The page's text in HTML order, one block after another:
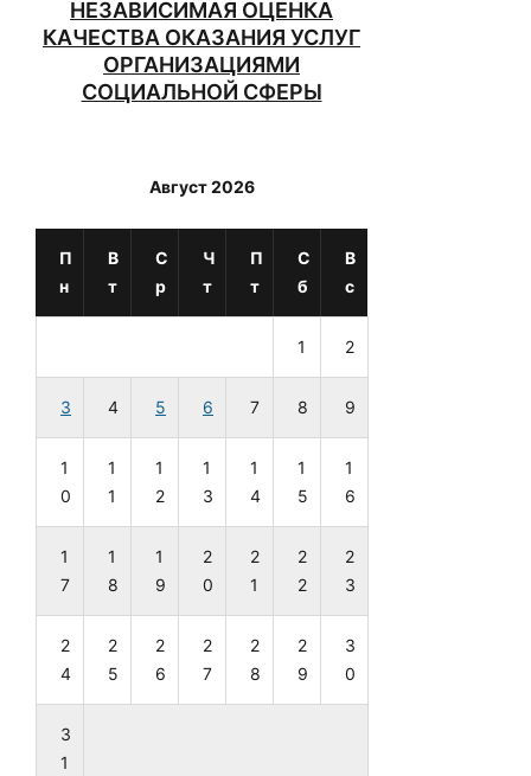
НЕЗАВИСИМАЯ ОЦЕНКА
КАЧЕСТВА ОКАЗАНИЯ УСЛУГ
ОРГАНИЗАЦИЯМИ
СОЦИАЛЬНОЙ СФЕРЫ
Август 2026
П
н
В
т
С
р
Ч
т
П
т
С
б
В
с
1 2
3 4 5 6 7 8 9
1
0
1
1
1
2
1
3
1
4
1
5
1
6
1
7
1
8
1
9
2
0
2
1
2
2
2
3
2
4
2
5
2
6
2
7
2
8
2
9
3
0
3
1